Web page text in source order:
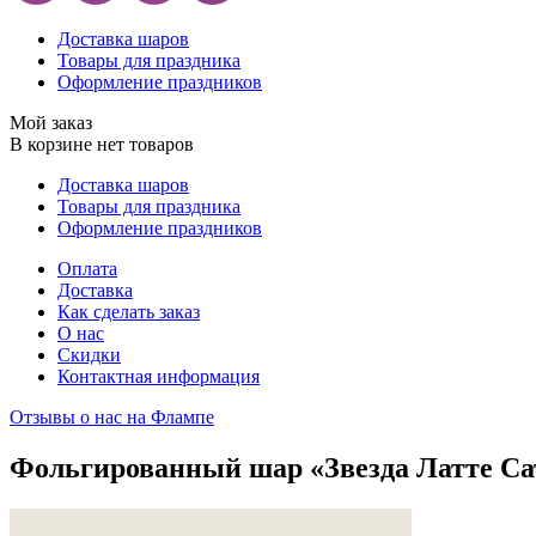
Доставка шаров
Товары для праздника
Оформление праздников
Мой заказ
В корзине нет товаров
Доставка шаров
Товары для праздника
Оформление праздников
Оплата
Доставка
Как сделать заказ
О нас
Скидки
Контактная информация
Отзывы о нас на Флампе
Фольгированный шар «Звезда Латте